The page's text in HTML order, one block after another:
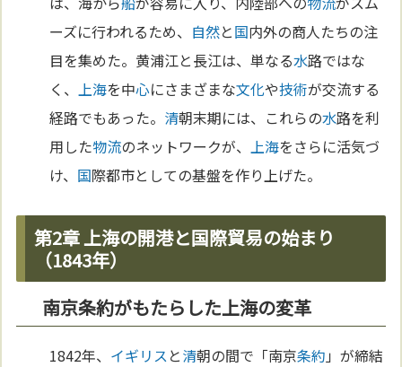
ーズに行われるため、 自然と国内外の商人たちの注
目を集めた。黄浦江と長江は、単なる水路ではな
く、上海を中心にさまざまな文化や技術が交流する
経路でもあった。 清朝末期には、これらの水路を利
用した物流のネットワークが、上海をさらに活気づ
け、 国際都市としての基盤を作り上げた。
第2章 上海の開港と国際貿易の始まり
（1843年）
南京条約がもたらした上海の変革
1842年、 イギリスと清朝の間で「南京条約 」が締結